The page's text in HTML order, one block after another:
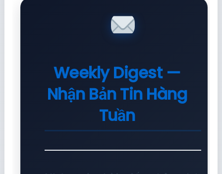
Weekly Digest —
Nhận Bản Tin Hàng
Tuần